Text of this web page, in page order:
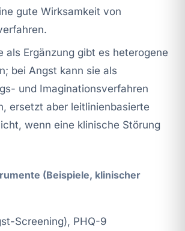
gute Wirksamkeit von
als Ergänzung gibt es heterogene
bei Angst kann sie als
und Imaginationsverfahren
ersetzt aber leitlinienbasierte
wenn eine klinische Störung
(Beispiele, klinischer
Screening), PHQ-9